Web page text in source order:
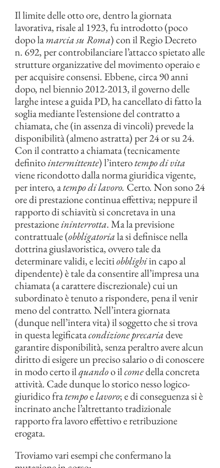
Il limite delle otto ore, dentro la giornata
lavorativa, risale al 1923, fu introdotto (poco
dopo lamarcia su Roma) con il Regio Decreto
n. 692, per controbilanciare l’attacco spietato alle
strutture organizzative del movimento operaio e
per acquisire consensi. Ebbene, circa 90 anni
dopo, nel biennio 2012-2013, il governo delle
larghe intese a guida PD, ha cancellato di fatto la
soglia mediante l’estensione del contratto a
chiamata, che (in assenza di vincoli) prevede la
disponibilità (almeno astratta) per 24 or su 24.
Con il contratto a chiamata (tecnicamente
definitointermittente) l’interotempo di vita
viene ricondotto dalla norma giuridica vigente,
per intero, atempo di lavoro. Certo. Non sono 24
ore di prestazione continua effettiva; neppure il
rapporto di schiavitù si concretava in una
prestazioneininterrotta. Ma la previsione
contrattuale (obbligatoriala si definisce nella
dottrina giuslavoristica, ovvero tale da
determinare validi, e lecitiobblighiin capo al
dipendente) è tale da consentire all’impresa una
chiamata (a carattere discrezionale) cui un
subordinato è tenuto a rispondere, pena il venir
meno del contratto. Nell’intera giornata
(dunque nell’intera vita) il soggetto che si trova
in questa legificatacondizione precariadeve
garantire disponibilità, senza peraltro avere alcun
diritto di esigere un preciso salario o di conoscere
in modo certo ilquandoo ilcomedella concreta
attività. Cade dunque lo storico nesso logico-
giuridico fratempoelavoro; e di conseguenza si è
incrinato anche l’altrettanto tradizionale
rapporto fra lavoro effettivo e retribuzione
erogata.
Troviamo vari esempi che confermano la